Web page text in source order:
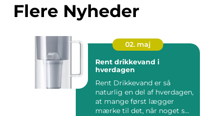
Flere Nyheder
02. maj
Rent drikkevand i
hverdagen
Rent Drikkevand er så
naturlig en del af hverdagen,
at mange først lægger
mærke til det, når noget s...